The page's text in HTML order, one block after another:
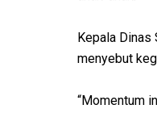
Kepala Dinas
menyebut
“Momentum